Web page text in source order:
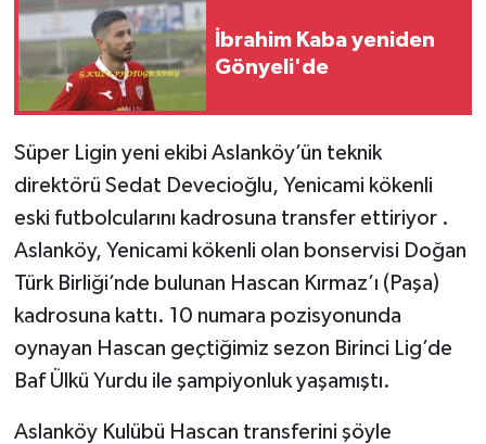
İbrahim Kaba yeniden
Gönyeli'de
Süper Ligin yeni ekibi Aslanköy’ün teknik
direktörü Sedat Devecioğlu, Yenicami kökenli
eski futbolcularını kadrosuna transfer ettiriyor .
Aslanköy, Yenicami kökenli olan bonservisi Doğan
Türk Birliği’nde bulunan Hascan Kırmaz’ı (Paşa)
kadrosuna kattı. 10 numara pozisyonunda
oynayan Hascan geçtiğimiz sezon Birinci Lig’de
Baf Ülkü Yurdu ile şampiyonluk yaşamıştı.
Aslanköy Kulübü Hascan transferini şöyle